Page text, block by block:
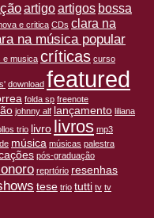
artigoartigos bossa
e critica CDs clara na
na música popular
e musica críticas curso
download featured
folda sp freenote
johnny alf lançamento liliana
trio livro livros mp3
música músicas palestra
pós-graduação
reprtório resenhas
tese trio tutti tv tv